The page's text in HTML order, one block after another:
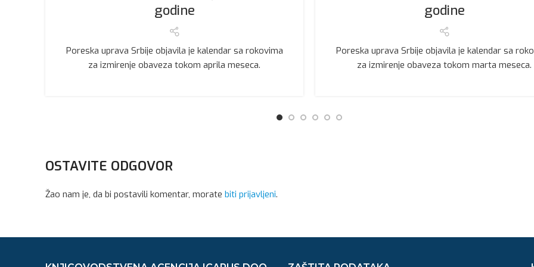
godine
Poreska uprava Srbije objavila je kalendar sa rokovima
za izmirenje obaveza tokom aprila meseca.
godine
Poreska uprava Srbije objavila je kalendar sa
za izmirenje obaveza tokom marta meseca.
OSTAVITE ODGOVOR
Žao nam je, da bi postavili komentar, morate biti prijavljeni.